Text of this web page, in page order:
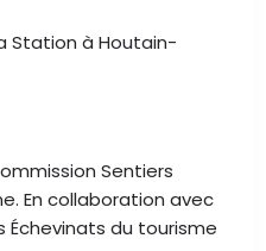
Station à Houtain-
Sentiers
En collaboration avec
Échevinats du tourisme